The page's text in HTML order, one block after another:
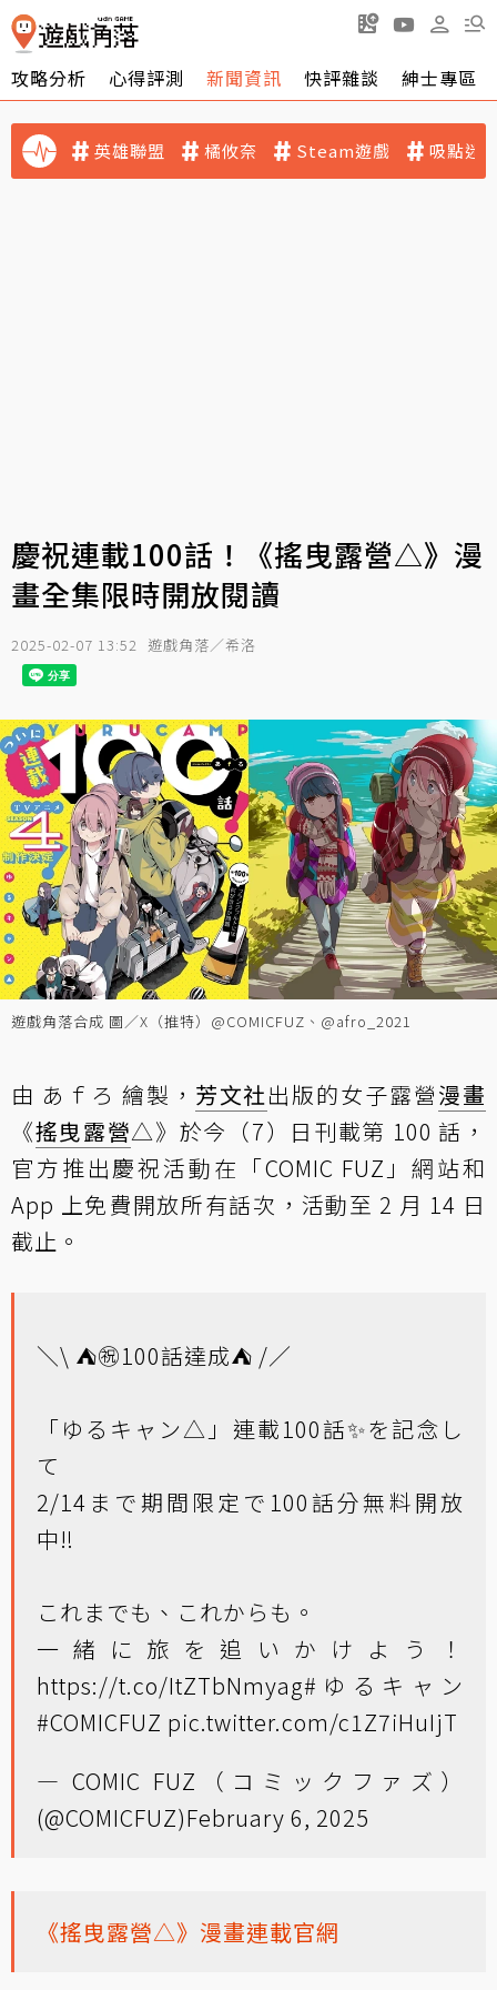
攻略分析 心得評測 新聞資訊 快評雜談 紳士專區
英雄聯盟 橘攸奈 Steam遊戲 吸點迷
慶祝連載100話！《搖曳露營△》漫
畫全集限時開放閱讀
2025-02-07 13:52 遊戲角落／希洛
遊戲角落合成 圖／X（推特）@COMICFUZ、@afro_2021
由 あｆろ 繪製， 芳文社出版的女子露營漫畫
《搖曳露營△》於今（7）日刊載第 100 話，
官方推出慶祝活動在「COMIC FUZ」網站和
App 上免費開放所有話次，活動至 2 月 14 日
截止。
＼\ ⛺㊗100話達成⛺ /／
「ゆるキャン△」連載100話✨を記念し
て
2/14まで期間限定で100話分無料開放
中‼️
これまでも、これからも。
一緒に旅を追いかけよう！
https://t.co/ItZTbNmyag#ゆるキャン
#COMICFUZ pic.twitter.com/c1Z7iHuIjT
— COMIC FUZ（コミックファズ）
(@COMICFUZ)February 6, 2025
《搖曳露營△》漫畫連載官網